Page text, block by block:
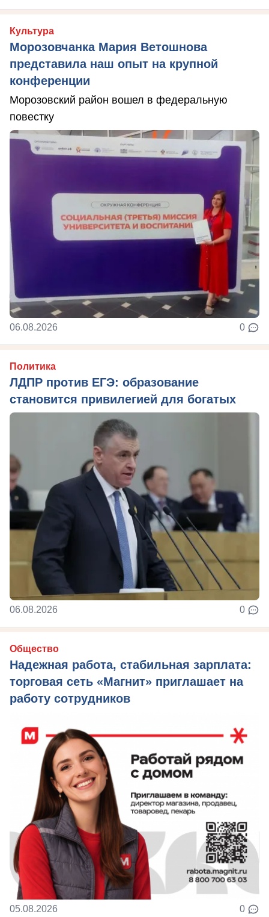
Культура
Морозовчанка Мария Ветошнова
представила наш опыт на крупной
конференции
Морозовский район вошел в федеральную
повестку
06.08.2026 0
Политика
ЛДПР против ЕГЭ: образование
становится привилегией для богатых
06.08.2026 0
Общество
Надежная работа, стабильная зарплата:
торговая сеть «Магнит» приглашает на
работу сотрудников
05.08.2026 0